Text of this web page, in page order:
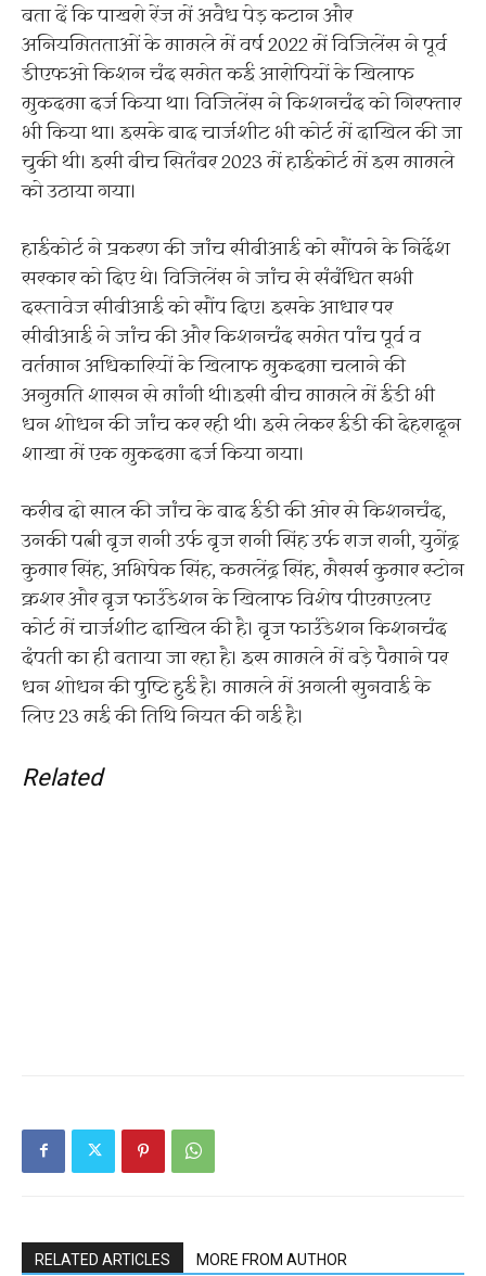
बता दें कि पाखरो रेंज में अवैध पेड़ कटान और
अनियमितताओं के मामले में वर्ष 2022 में विजिलेंस ने पूर्व
डीएफओ किशन चंद समेत कई आरोपियों के खिलाफ
मुकदमा दर्ज किया था। विजिलेंस ने किशनचंद को गिरफ्तार
भी किया था। इसके बाद चार्जशीट भी कोर्ट में दाखिल की जा
चुकी थी। इसी बीच सितंबर 2023 में हाईकोर्ट में इस मामले
को उठाया गया।
हाईकोर्ट ने प्रकरण की जांच सीबीआई को सौंपने के निर्देश
सरकार को दिए थे। विजिलेंस ने जांच से संबंधित सभी
दस्तावेज सीबीआई को सौंप दिए। इसके आधार पर
सीबीआई ने जांच की और किशनचंद समेत पांच पूर्व व
वर्तमान अधिकारियों के खिलाफ मुकदमा चलाने की
अनुमति शासन से मांगी थी।इसी बीच मामले में ईडी भी
धन शोधन की जांच कर रही थी। इसे लेकर ईडी की देहरादून
शाखा में एक मुकदमा दर्ज किया गया।
करीब दो साल की जांच के बाद ईडी की ओर से किशनचंद,
उनकी पत्नी बृज रानी उर्फ बृज रानी सिंह उर्फ राज रानी, युगेंद्र
कुमार सिंह, अभिषेक सिंह, कमलेंद्र सिंह, मैसर्स कुमार स्टोन
क्रशर और बृज फाउंडेशन के खिलाफ विशेष पीएमएलए
कोर्ट में चार्जशीट दाखिल की है। बृज फाउंडेशन किशनचंद
दंपती का ही बताया जा रहा है। इस मामले में बड़े पैमाने पर
धन शोधन की पुष्टि हुई है। मामले में अगली सुनवाई के
लिए 23 मई की तिथि नियत की गई है।
Related
RELATED ARTICLES MORE FROM AUTHOR